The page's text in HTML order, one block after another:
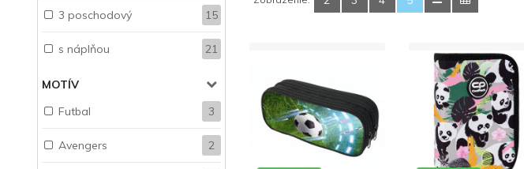
3 poschodový 15
s náplňou 21
MOTÍV
Futbal
3
Avengers 2